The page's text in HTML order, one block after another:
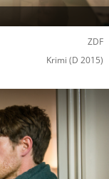
ZDF
Krimi (D 2015)